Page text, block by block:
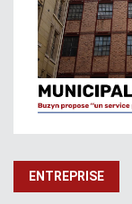
ENTREPRISE